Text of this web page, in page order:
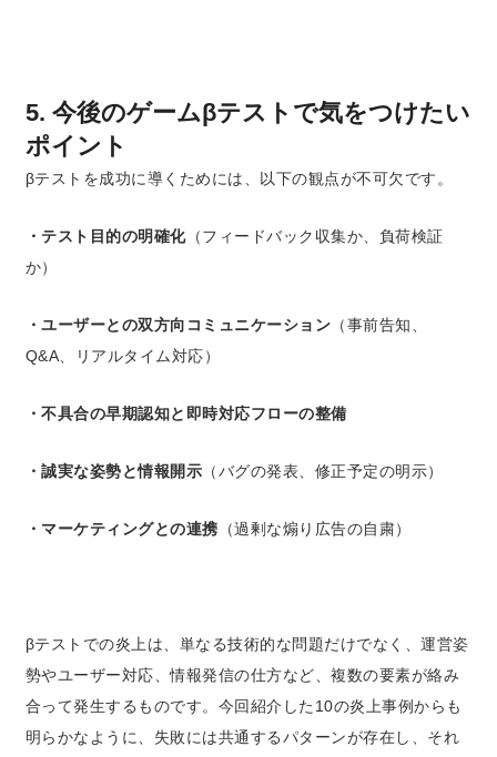
5. 今後のゲームβテストで気をつけたい
ポイント
βテストを成功に導くためには、以下の観点が不可欠です。
・テスト目的の明確化（フィードバック収集か、負荷検証
か）
・ユーザーとの双方向コミュニケーション （事前告知、
Q&A、リアルタイム対応）
・不具合の早期認知と即時対応フローの整備
・誠実な姿勢と情報開示 （バグの発表、修正予定の明示）
・マーケティングとの連携 （過剰な煽り広告の自粛）
βテストでの炎上は、単なる技術的な問題だけでなく、運営姿
勢やユーザー対応、情報発信の仕方など、複数の要素が絡み
合って発生するものです。今回紹介した10の炎上事例からも
明らかなように、失敗には共通するパターンが存在し、それ